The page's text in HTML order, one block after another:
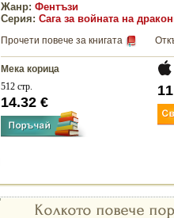
Жанр: Фентъзи
Серия: Сага за войната на
Прочети повече за книгата
Мека корица
512 стр.
14.32 €